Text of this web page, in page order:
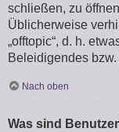
schließen, zu
Üblicherweise
„offtopic“, d. h.
Beleidigendes
Nach oben
Was sind